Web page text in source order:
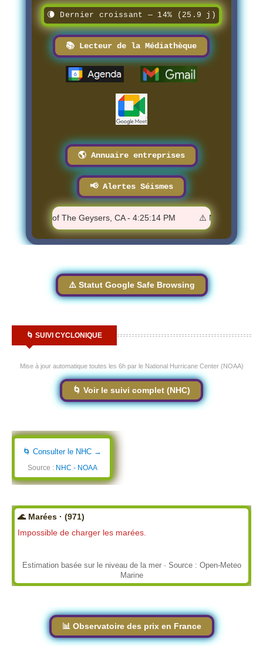
🌘 Dernier croissant — 14% (25.9 j)
📚 Lecteur de la Médiathèque
🌎 Annuaire entreprises
📢 Alertes Séismes
1 km N of The Geysers, CA - 4:25:14 PM ⚠️ M 0.95 - 12 km
⚠️ Statut Google Safe Browsing
🌀 SUIVI CYCLONIQUE
Mise à jour automatique toutes les 6h par le National Hurricane Center (NOAA)
🌀 Voir le suivi complet (NHC)
🌀 Consulter le NHC →
Source : NHC - NOAA
🌊 Marées · (971)
Impossible de charger les marées.
Estimation basée sur le niveau de la mer · Source : Open-Meteo
Marine
📊 Observatoire des prix en France